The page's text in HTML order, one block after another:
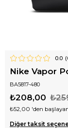
0.0 (
Nike Vapor
BA5817-480
₺208,00
₺52,00 'den
Diğer taksit